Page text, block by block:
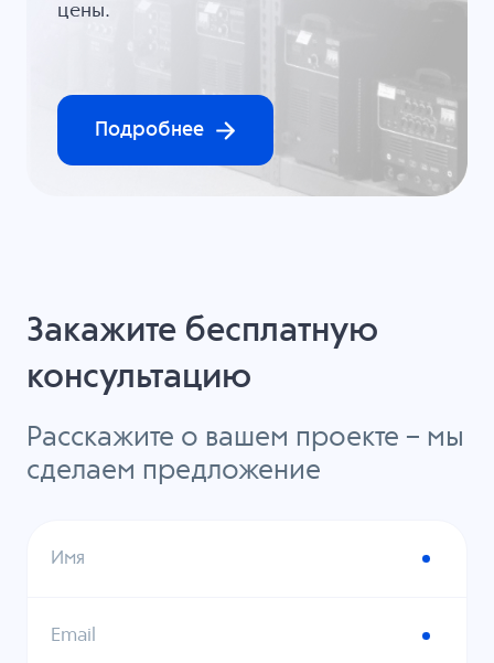
цены.
Подробнее
Закажите бесплатную
консультацию
Расскажите о вашем проекте – мы
сделаем предложение
Имя
Email